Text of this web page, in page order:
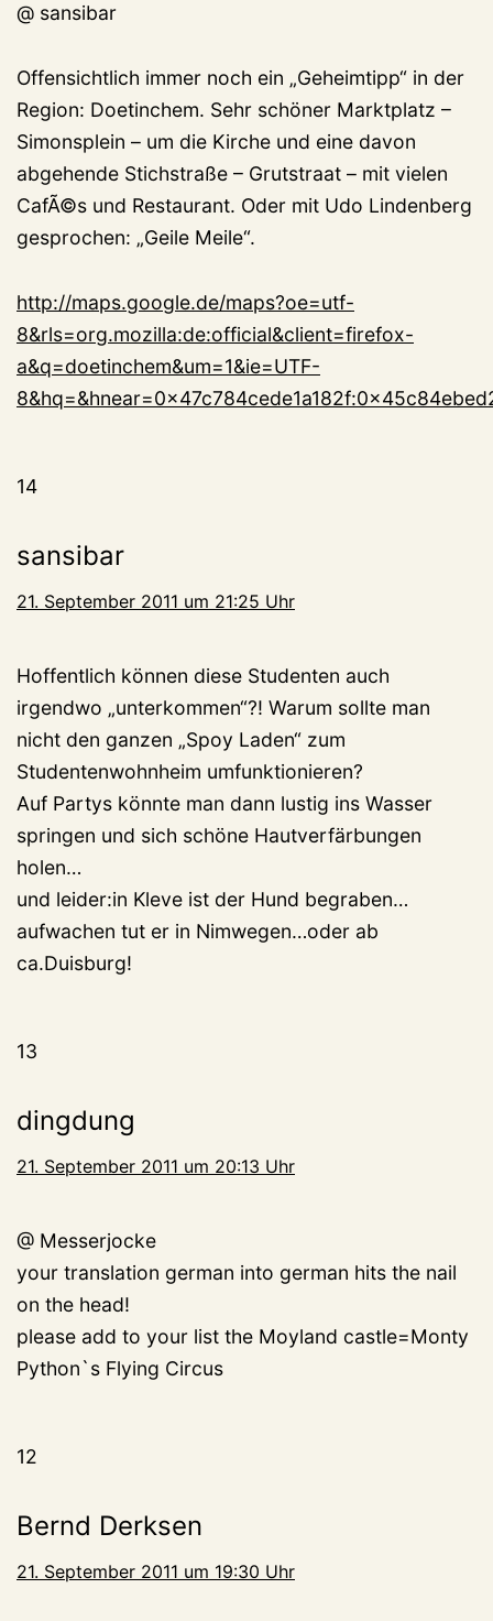
@ sansibar
Offensichtlich immer noch ein „Geheimtipp“ in der
Region: Doetinchem. Sehr schöner Marktplatz –
Simonsplein – um die Kirche und eine davon
abgehende Stichstraße – Grutstraat – mit vielen
CafÃ©s und Restaurant. Oder mit Udo Lindenberg
gesprochen: „Geile Meile“.
http://maps.google.de/maps?oe=utf-
8&rls=org.mozilla:de:official&client=firefox-
a&q=doetinchem&um=1&ie=UTF-
14
sansibar
21. September 2011 um 21:25 Uhr
Hoffentlich können diese Studenten auch
irgendwo „unterkommen“?! Warum sollte man
nicht den ganzen „Spoy Laden“ zum
Studentenwohnheim umfunktionieren?
Auf Partys könnte man dann lustig ins Wasser
springen und sich schöne Hautverfärbungen
holen…
und leider:in Kleve ist der Hund begraben…
aufwachen tut er in Nimwegen…oder ab
ca.Duisburg!
13
dingdung
21. September 2011 um 20:13 Uhr
@ Messerjocke
your translation german into german hits the nail
on the head!
please add to your list the Moyland castle=Monty
Python`s Flying Circus
12
Bernd Derksen
21. September 2011 um 19:30 Uhr